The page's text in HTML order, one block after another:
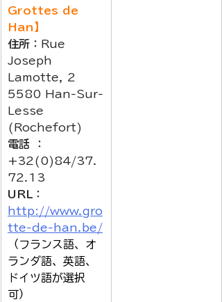
Grottes de
Han】
住所 ：Rue
Joseph
Lamotte, 2
5580 Han-Sur-
Lesse
(Rochefort)
電話 ：
+32(0)84/37.
72.13
URL
：
http://www.gro
tte-de-han.be/
（フランス語、オ
ランダ語、英語、
ドイツ語が選択
可）